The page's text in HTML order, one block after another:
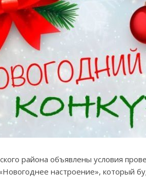
района объявлены условия
настроение», который